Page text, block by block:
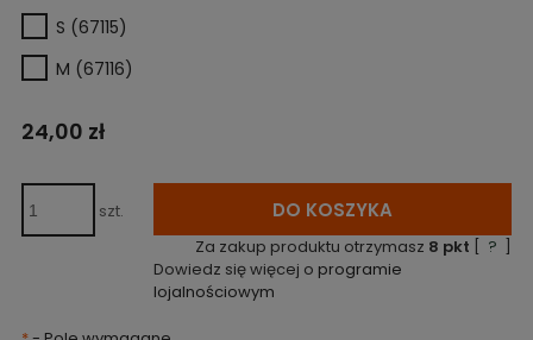
S (67115)
M (67116)
24,00 zł
szt. DO KOSZYKA
Za zakup produktu otrzymasz 8 pkt ?
Dowiedz się więcej o programie
lojalnościowym